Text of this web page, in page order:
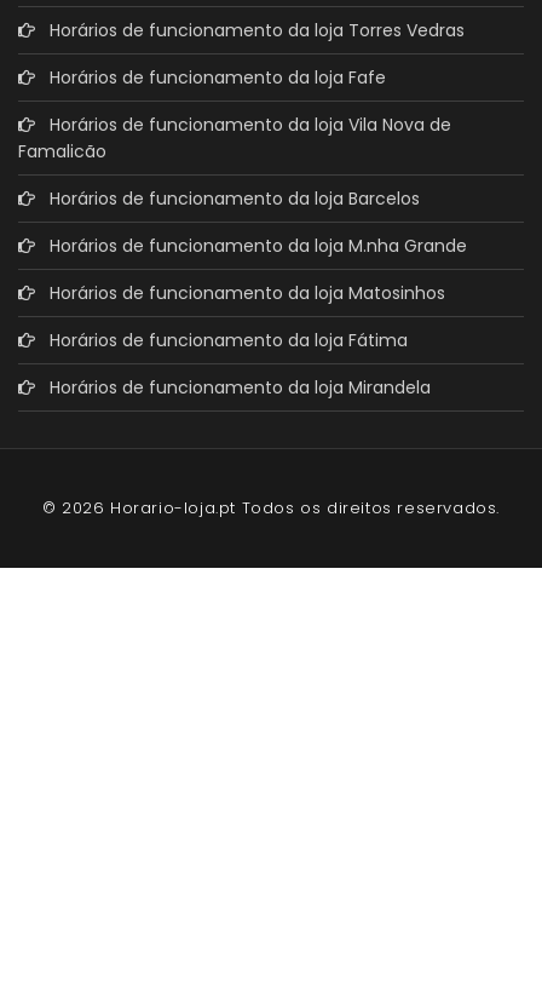
Horários de funcionamento da loja Torres Vedras
Horários de funcionamento da loja Fafe
Horários de funcionamento da loja Vila Nova de
Famalicão
Horários de funcionamento da loja Barcelos
Horários de funcionamento da loja M.nha Grande
Horários de funcionamento da loja Matosinhos
Horários de funcionamento da loja Fátima
Horários de funcionamento da loja Mirandela
© 2026 Horario-loja.pt Todos os direitos reservados.